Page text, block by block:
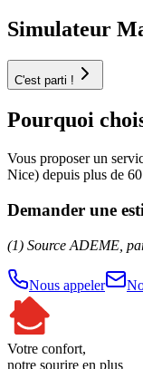
Simulateur
C'est parti !
Pourquoi
Vous proposer un
Nice) depuis plus de
Demander une
(1) Source ADEME,
Nous appeler
Votre confort,
notre sourire en plus